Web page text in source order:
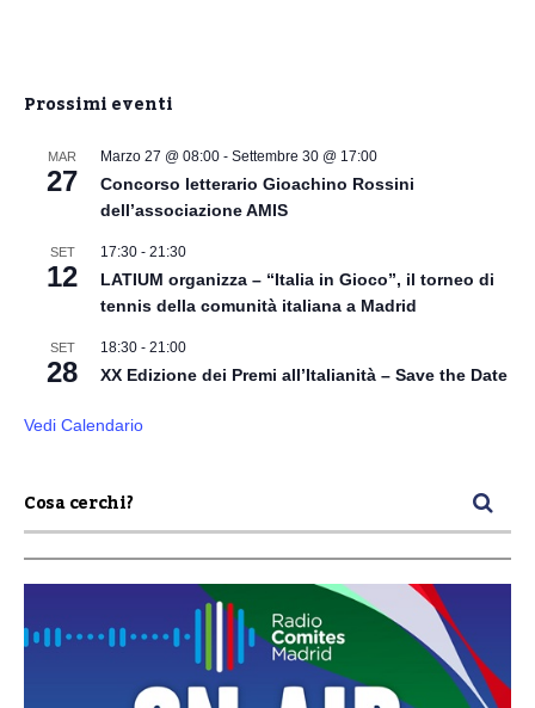
Prossimi eventi
MAR
27
Marzo 27 @ 08:00 - Settembre 30 @ 17:00
Concorso letterario Gioachino Rossini
dell’associazione AMIS
SET
12
17:30 - 21:30
LATIUM organizza – “Italia in Gioco”, il torneo di
tennis della comunità italiana a Madrid
SET
28
18:30 - 21:00
XX Edizione dei Premi all’Italianità – Save the Date
Vedi Calendario